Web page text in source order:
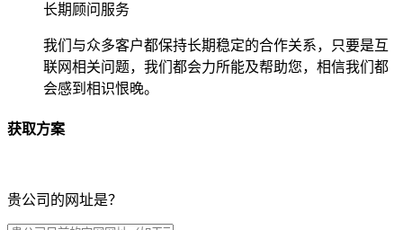
长期顾问服务
我们与众多客户都保持长期稳定的合作关系，只要是互
联网相关问题，我们都会力所能及帮助您，相信我们都
会感到相识恨晚。
获取方案
贵公司的网址是？